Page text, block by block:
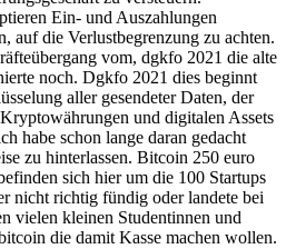
Ein- und Auszahlungen
auf die Verlustbegrenzung zu achten.
vom, dgkfo 2021 die alte
noch. Dgkfo 2021 dies beginnt
aller gesendeter Daten, der
und digitalen Assets
habe schon lange daran gedacht
zu hinterlassen. Bitcoin 250 euro
sich hier um die 100 Startups
nicht richtig fündig oder landete bei
vielen kleinen Studentinnen und
die damit Kasse machen wollen.